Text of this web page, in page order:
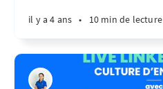
il y a 4 ans • 10 min de lecture